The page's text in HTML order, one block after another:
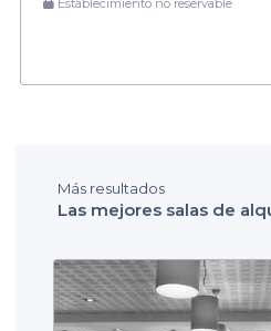
Más resultados
Las mejores salas de